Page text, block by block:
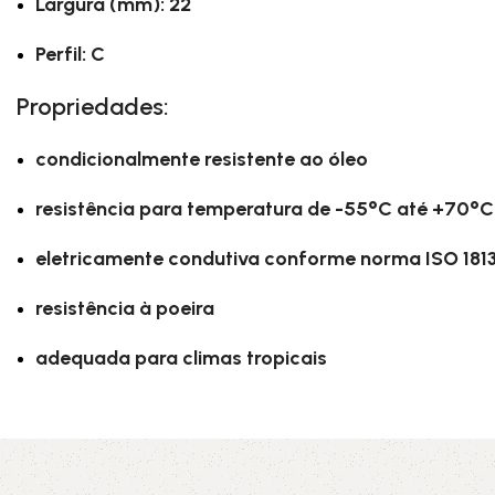
Perfil: C
Propriedades:
condicionalmente resistente ao óleo
resistência para temperatura de -55°C até +70°C
eletricamente condutiva conforme norma ISO
resistência à poeira
adequada para climas tropicais